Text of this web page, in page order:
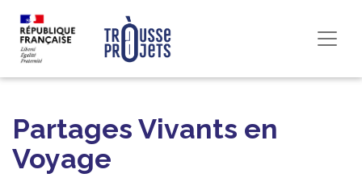
Partages Vivants en
Voyage